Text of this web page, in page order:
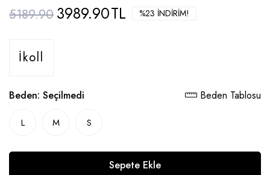
5189.90 3989.90TL %23 İNDIRIM!
İkoll
Beden: Seçilmedi Beden Tablosu
L M S
Sepete Ekle